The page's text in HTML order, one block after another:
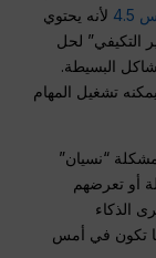
4.5
لأنه يحتوي
التكيفي” لحل
البسيطة.
في البرمجة، فإن 4.6 أسرع ويمكنه تشغيل المهام
“نسيان”
أو تعرضهم
الذكاء
تكون في أمس